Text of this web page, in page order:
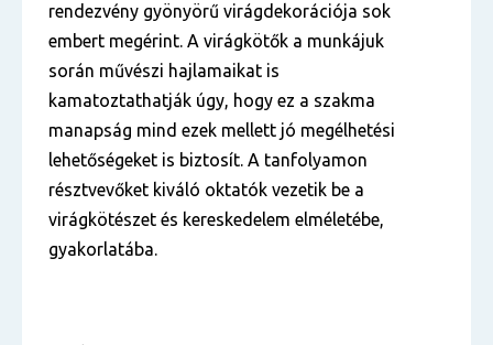
rendezvény gyönyörű virágdekorációja sok
embert megérint. A virágkötők a munkájuk
során művészi hajlamaikat is
kamatoztathatják úgy, hogy ez a szakma
manapság mind ezek mellett jó megélhetési
lehetőségeket is biztosít. A tanfolyamon
résztvevőket kiváló oktatók vezetik be a
virágkötészet és kereskedelem elméletébe,
gyakorlatába.